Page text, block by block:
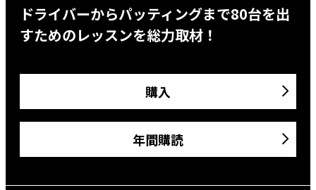
ドライバーからパッティングまで80台を出
すためのレッスンを総力取材！
購入
年間購読